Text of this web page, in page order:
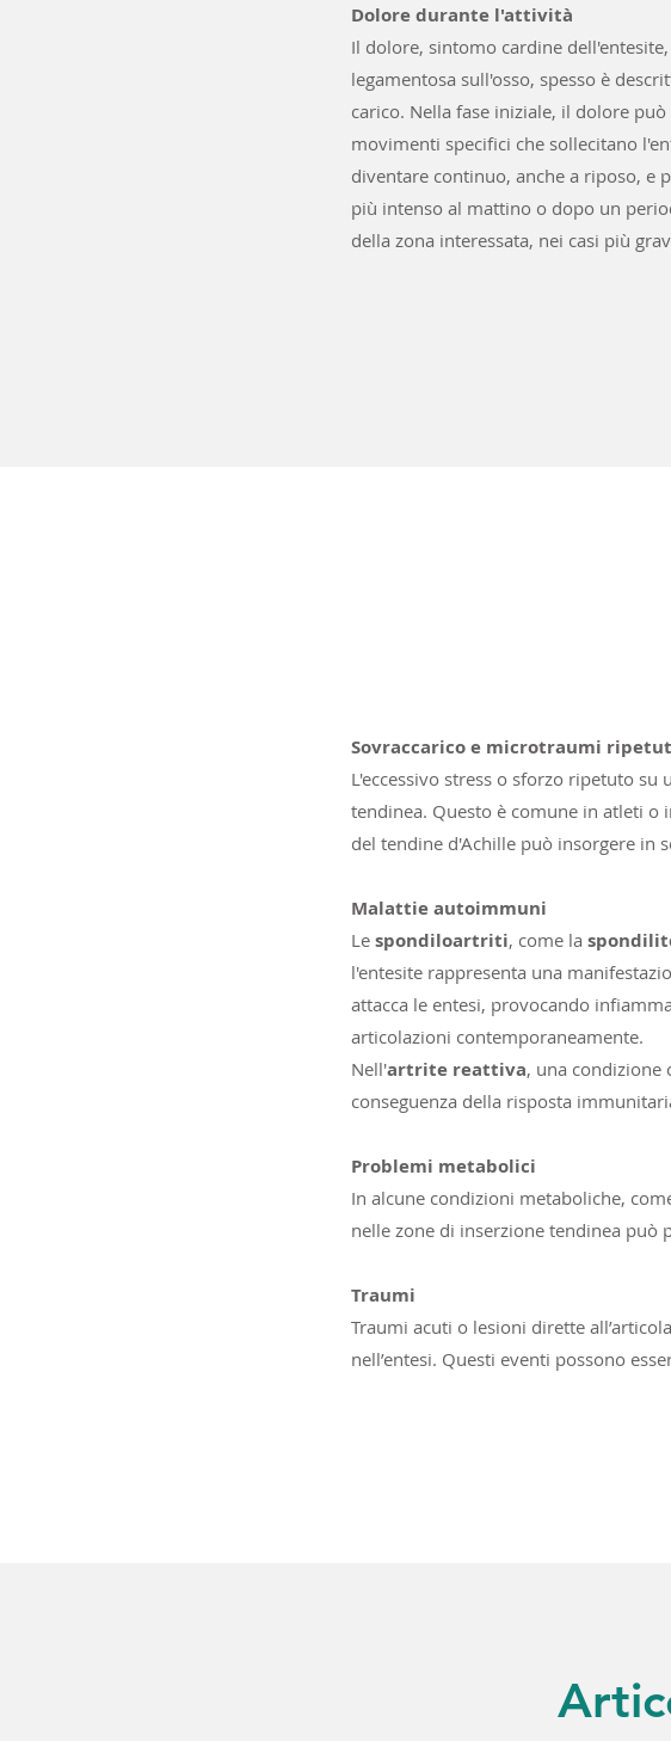
Dolore durante l'attività
Il dolore, sintomo cardine
legamentosa sull'osso, spesso è
carico. Nella fase iniziale, il dolore
movimenti specifici che sollecitano
diventare continuo, anche a riposo, e
più intenso al mattino o dopo un
della zona interessata, nei casi più
Sovraccarico e microtraumi
L'eccessivo stress o sforzo ripetuto
tendinea. Questo è comune in atleti o
del tendine d'Achille può insorgere in
Malattie autoimmuni
Le spondiloartriti, come la
l'entesite rappresenta una
attacca le entesi, provocando
articolazioni contemporaneamente.
Nell'artrite reattiva, una condizione
conseguenza della risposta
Problemi metabolici
In alcune condizioni metaboliche,
nelle zone di inserzione tendinea può
Traumi
Traumi acuti o lesioni dirette
nell’entesi. Questi eventi possono